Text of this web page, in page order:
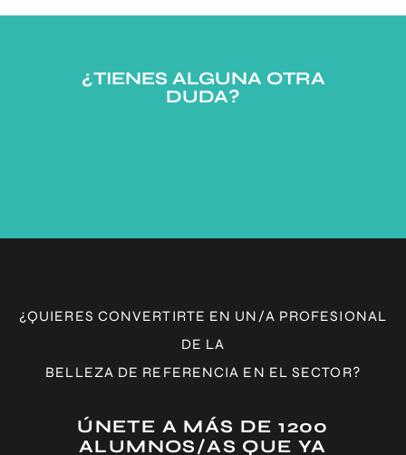
¿TIENES ALGUNA OTRA
DUDA?
¿QUIERES CONVERTIRTE EN UN/A PROFESIONAL
DE LA
BELLEZA DE REFERENCIA EN EL SECTOR?
ÚNETE A MÁS DE 1200
ALUMNOS/AS QUE YA